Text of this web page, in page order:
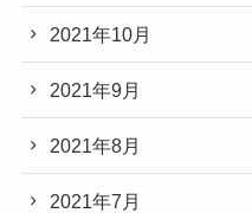
2021年10月
2021年9月
2021年8月
2021年7月